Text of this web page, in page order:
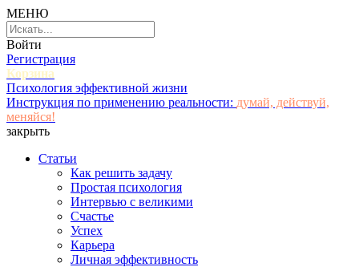
МЕНЮ
Войти
Регистрация
Корзина
Психология эффективной жизни
Инструкция по применению реальности: думай, действуй,
меняйся!
закрыть
Статьи
Как решить задачу
Простая психология
Интервью с великими
Счастье
Успех
Карьера
Личная эффективность